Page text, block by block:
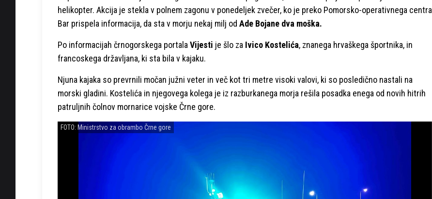
helikopter. Akcija je stekla v polnem zagonu v ponedeljek zvečer, ko je preko Pomorsko-operativnega centra
Bar prispela informacija, da sta v morju nekaj milj od Ade Bojane dva moška.
Po informacijah črnogorskega portala Vijesti je šlo za Ivico Kostelića, znanega hrvaškega športnika, in
francoskega državljana, ki sta bila v kajaku.
Njuna kajaka so prevrnili močan južni veter in več kot tri metre visoki valovi, ki so posledično nastali na
morski gladini. Kostelića in njegovega kolega je iz razburkanega morja rešila posadka enega od novih hitrih
patruljnih čolnov mornarice vojske Črne gore.
FOTO: Ministrstvo za obrambo Črne gore